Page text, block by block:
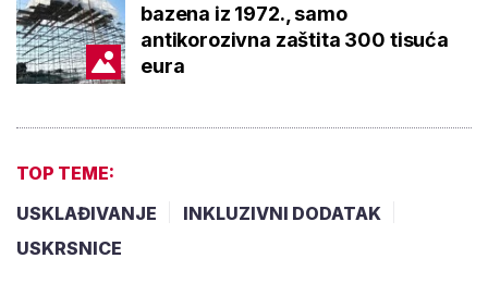
bazena iz 1972., samo
antikorozivna zaštita 300 tisuća
eura
TOP TEME:
USKLAĐIVANJE
INKLUZIVNI DODATAK
USKRSNICE